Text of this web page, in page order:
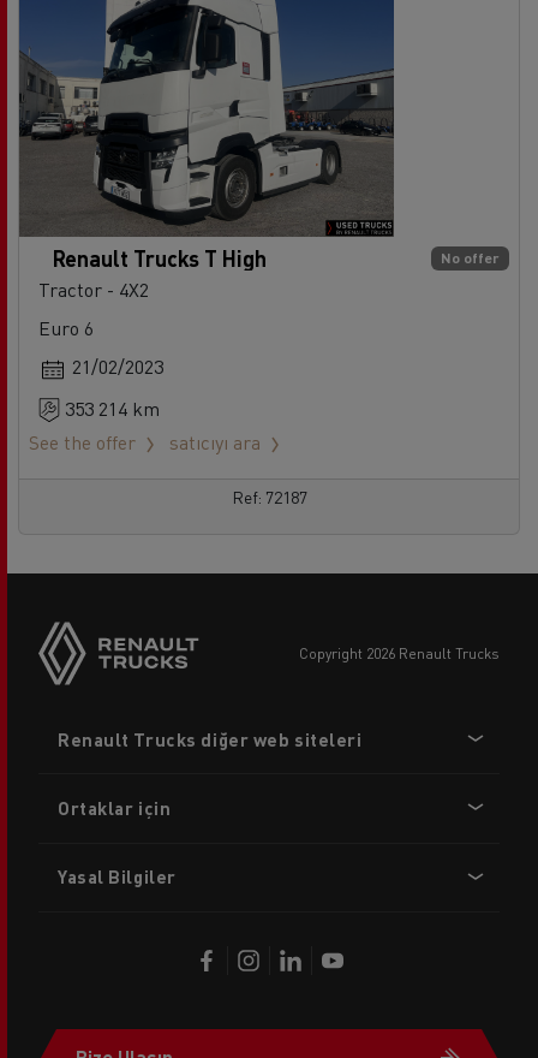
No offer
Renault Trucks T High
Tractor - 4X2
Euro 6
21/02/2023
353 214 km
See the offer
satıcıyı ara
Ref: 72187
copyright 2026 Renault Trucks
menu
Renault Trucks diğer web siteleri
Ortaklar için
Yasal Bilgiler